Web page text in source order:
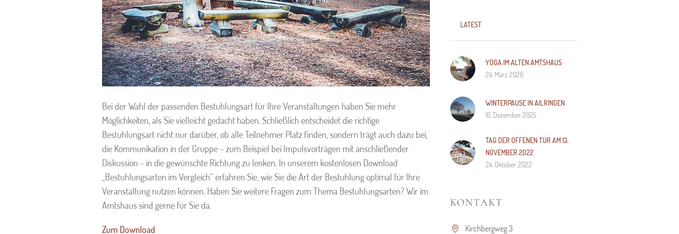
Bei der Wahl der passenden Bestuhlungsart für Ihre Veranstaltungen haben Sie mehr
Möglichkeiten, als Sie vielleicht gedacht haben. Schließlich entscheidet die richtige
Bestuhlungsart nicht nur darüber, ob alle Teilnehmer Platz finden, sondern trägt auch dazu bei,
die Kommunikation in der Gruppe – zum Beispiel bei Impulsvorträgen mit anschließender
Diskussion – in die gewünschte Richtung zu lenken. In unserem kostenlosen Download
„Bestuhlungsarten im Vergleich“ erfahren Sie, wie Sie die Art der Bestuhlung optimal für Ihre
Veranstaltung nutzen können. Haben Sie weitere Fragen zum Thema Bestuhlungsarten? Wir im
Amtshaus sind gerne für Sie da.
Zum Download
LATEST
YOGA IM ALTEN AMTSHAUS
24. März 2026
WINTERPAUSE IN AILRINGEN
16. Dezember 2025
TAG DER OFFENEN TÜR AM 13.
NOVEMBER 2022
24. Oktober 2022
KONTAKT
Kirchbergweg 3